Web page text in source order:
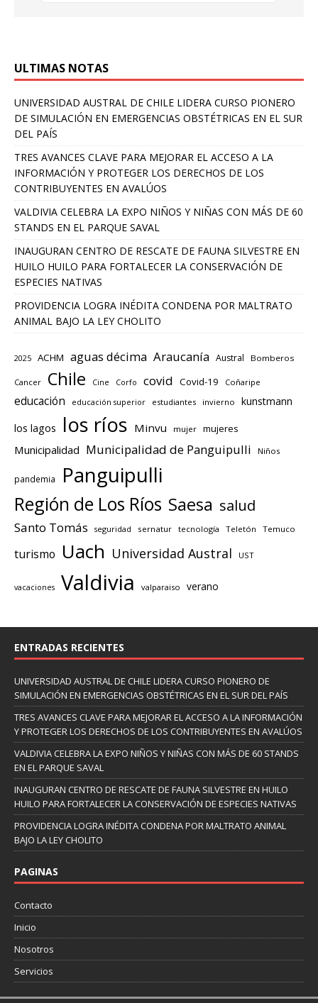
ULTIMAS NOTAS
UNIVERSIDAD AUSTRAL DE CHILE LIDERA CURSO PIONERO
DE SIMULACIÓN EN EMERGENCIAS OBSTÉTRICAS EN EL SUR
DEL PAÍS
TRES AVANCES CLAVE PARA MEJORAR EL ACCESO A LA
INFORMACIÓN Y PROTEGER LOS DERECHOS DE LOS
CONTRIBUYENTES EN AVALÚOS
VALDIVIA CELEBRA LA EXPO NIÑOS Y NIÑAS CON MÁS DE 60
STANDS EN EL PARQUE SAVAL
INAUGURAN CENTRO DE RESCATE DE FAUNA SILVESTRE EN
HUILO HUILO PARA FORTALECER LA CONSERVACIÓN DE
ESPECIES NATIVAS
PROVIDENCIA LOGRA INÉDITA CONDENA POR MALTRATO
ANIMAL BAJO LA LEY CHOLITO
2025 ACHM aguas décima Araucanía Austral Bomberos
Cancer Chile Cine Corfo covid Covid-19 Coñaripe
educación educación superior estudiantes invierno kunstmann
los lagos los ríos Minvu mujer mujeres
Municipalidad Municipalidad de Panguipulli Niños
pandemia Panguipulli
Región de Los Ríos Saesa salud
Santo Tomás seguridad sernatur tecnología Teletón Temuco
turismo Uach Universidad Austral UST
vacaciones Valdivia valparaiso verano
ENTRADAS RECIENTES
UNIVERSIDAD AUSTRAL DE CHILE LIDERA CURSO PIONERO DE
SIMULACIÓN EN EMERGENCIAS OBSTÉTRICAS EN EL SUR DEL PAÍS
TRES AVANCES CLAVE PARA MEJORAR EL ACCESO A LA INFORMACIÓN
Y PROTEGER LOS DERECHOS DE LOS CONTRIBUYENTES EN AVALÚOS
VALDIVIA CELEBRA LA EXPO NIÑOS Y NIÑAS CON MÁS DE 60 STANDS
EN EL PARQUE SAVAL
INAUGURAN CENTRO DE RESCATE DE FAUNA SILVESTRE EN HUILO
HUILO PARA FORTALECER LA CONSERVACIÓN DE ESPECIES NATIVAS
PROVIDENCIA LOGRA INÉDITA CONDENA POR MALTRATO ANIMAL
BAJO LA LEY CHOLITO
PAGINAS
Contacto
Inicio
Nosotros
Servicios